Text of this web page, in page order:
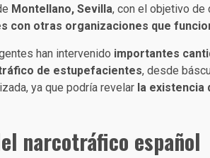
Montellano, Sevilla, con el objetivo de
con otras organizaciones que
han intervenido importantes
de estupefacientes, desde
ya que podría revelar la existencia
narcotráfico español